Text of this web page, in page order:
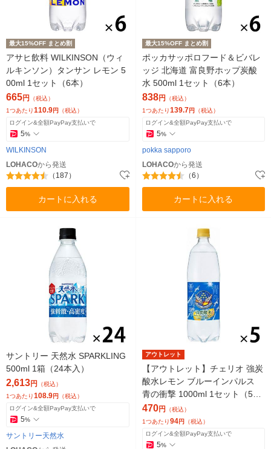
最大15%OFF まとめ割
アサヒ飲料 WILKINSON（ウィ
ルキンソン）タンサン レモン 5
00ml 1セット（6本）
665円 （税込）
1つあたり110.9円 （税込）
ログイン&全額PayPay支払いで
5%
WILKINSON
LOHACOから発送
（187）
カートに入れる
最大15%OFF まとめ割
ポッカサッポロフード＆ビバレ
ッジ 北海道 富良野ホップ炭酸
水 500ml 1セット（6本）
838円 （税込）
1つあたり139.7 円 （税込）
ログイン&全額PayPay支払いで
5%
pokka sapporo
LOHACOから発送
（6）
カートに入れる
サントリー 天然水 SPARKLING
500ml 1箱（24本入）
2,613円
（税込）
1つあたり108.9円 （税込）
ログイン&全額PayPay支払いで
5%
サントリー天然水
アウトレット
【アウトレット】チェリオ 強炭
酸水レモン ブルーインパルス
青の衝撃 1000ml 1セット（5
本：1本×5） ソーダ 天然水
470円
（税込）
1つあたり94円 （税込）
ログイン&全額PayPay支払いで
5%